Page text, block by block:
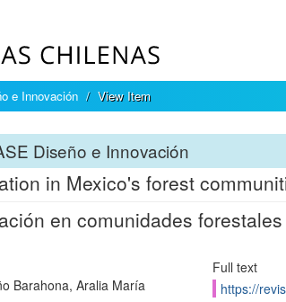
e Innovación View Item
Diseño e Innovación
in Mexico's forest
en comunidades
Barahona, Aralia María
Full text
https://